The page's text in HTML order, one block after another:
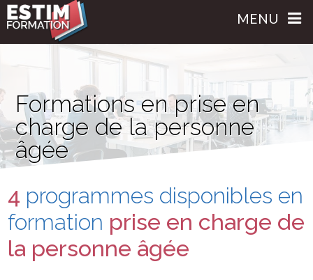
MENU
Formations en prise en
charge de la personne
âgée
4 programmes disponibles en
formation prise en charge de
la personne âgée